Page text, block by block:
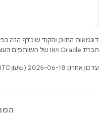
דוגמאות התוכן והקוד שבדף הזה
חברת Oracle ו/או של השותפים העצמאיים שלה.
עדכון אחרון: 2026-06-18 (שעון UTC).